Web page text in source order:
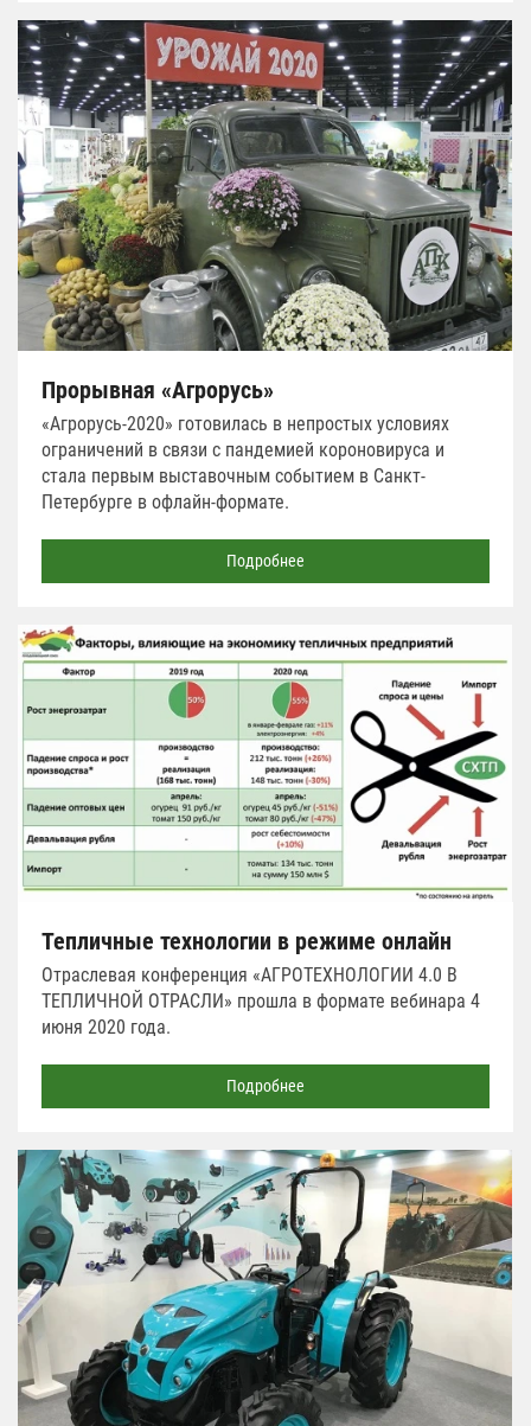
Прорывная «Агрорусь»
«Агрорусь-2020» готовилась в непростых условиях
ограничений в связи с пандемией короновируса и
стала первым выставочным событием в Санкт-
Петербурге в офлайн-формате.
Подробнее
Тепличные технологии в режиме онлайн
Отраслевая конференция «АГРОТЕХНОЛОГИИ 4.0 В
ТЕПЛИЧНОЙ ОТРАСЛИ» прошла в формате вебинара 4
июня 2020 года.
Подробнее